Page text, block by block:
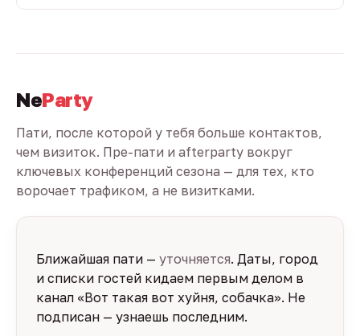
NeParty
Пати, после которой у тебя больше контактов,
чем визиток. Пре-пати и afterparty вокруг
ключевых конференций сезона — для тех, кто
ворочает трафиком, а не визитками.
Ближайшая пати — уточняется. Даты, город
и списки гостей кидаем первым делом в
канал «Вот такая вот хуйня, собачка». Не
подписан — узнаешь последним.